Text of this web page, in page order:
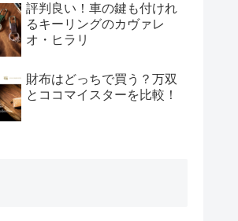
評判良い！車の鍵も付けれ
るキーリングのカヴァレ
オ・ヒラリ
財布はどっちで買う？万双
とココマイスターを比較！